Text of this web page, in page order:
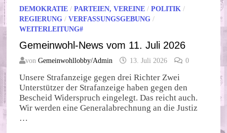
DEMOKRATIE /PARTEIEN, VEREINE /POLITIK /
REGIERUNG /VERFASSUNGSGEBUNG /
WEITERLEITUNG#
Gemeinwohl-News vom 11. Juli 2026
vonGemeinwohllobby/Admin 13. Juli 2026 0
Unsere Strafanzeige gegen drei Richter Zwei
Unterstützer der Strafanzeige haben gegen den
Bescheid Widerspruch eingelegt. Das reicht auch.
Wir werden eine Generalabrechnung an die Justiz
…